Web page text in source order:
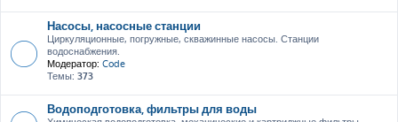
Насосы, насосные станции
Циркуляционные, погружные, скважинные насосы. Станции
водоснабжения.
Модератор: Code
Темы: 373
Водоподготовка, фильтры для воды